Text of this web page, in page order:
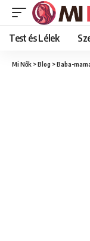
Test és Lélek
Mi Nők >Blog >Baba-